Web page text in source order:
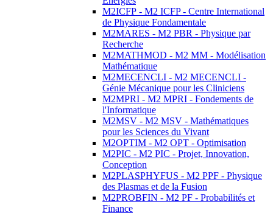
M2ICFP - M2 ICFP - Centre International
de Physique Fondamentale
M2MARES - M2 PBR - Physique par
Recherche
M2MATHMOD - M2 MM - Modélisation
Mathématique
M2MECENCLI - M2 MECENCLI -
Génie Mécanique pour les Cliniciens
M2MPRI - M2 MPRI - Fondements de
l'Informatique
M2MSV - M2 MSV - Mathématiques
pour les Sciences du Vivant
M2OPTIM - M2 OPT - Optimisation
M2PIC - M2 PIC - Projet, Innovation,
Conception
M2PLASPHYFUS - M2 PPF - Physique
des Plasmas et de la Fusion
M2PROBFIN - M2 PF - Probabilités et
Finance